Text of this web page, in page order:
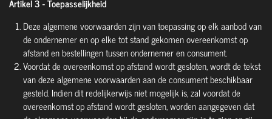
Artikel 3 - Toepasselijkheid
Deze algemene voorwaarden zijn van toepassing op elk aanbod van
de ondernemer en op elke tot stand gekomen overeenkomst op
afstand en bestellingen tussen ondernemer en consument.
Voordat de overeenkomst op afstand wordt gesloten, wordt de tekst
van deze algemene voorwaarden aan de consument beschikbaar
gesteld. Indien dit redelijkerwijs niet mogelijk is, zal voordat de
overeenkomst op afstand wordt gesloten, worden aangegeven dat